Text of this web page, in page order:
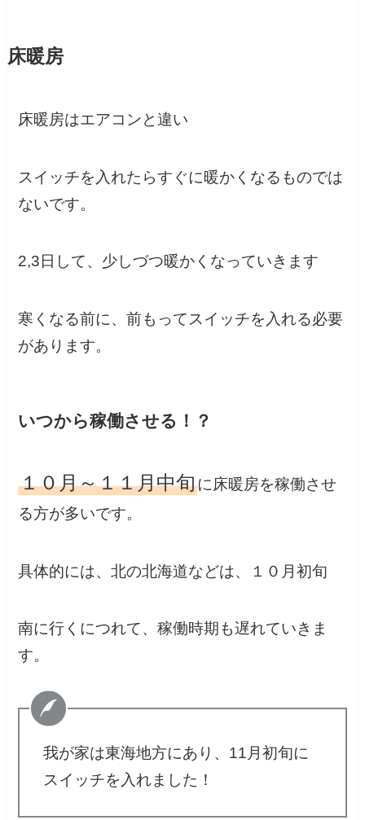
床暖房
床暖房はエアコンと違い
スイッチを入れたらすぐに暖かくなるものでは
ないです。
2,3日して、少しづつ暖かくなっていきます
寒くなる前に、前もってスイッチを入れる必要
があります。
いつから稼働させる！？
１０月～１１月中旬に床暖房を稼働させ
る方が多いです。
具体的には、北の北海道などは、１０月初旬
南に行くにつれて、稼働時期も遅れていきま
す。
我が家は東海地方にあり、11月初旬に
スイッチを入れました！